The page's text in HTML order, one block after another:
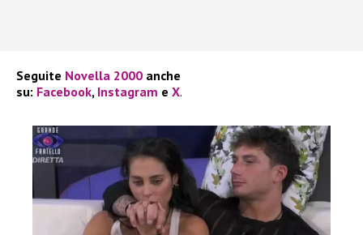
Seguite Novella 2000 anche
su: Facebook, Instagram e X.